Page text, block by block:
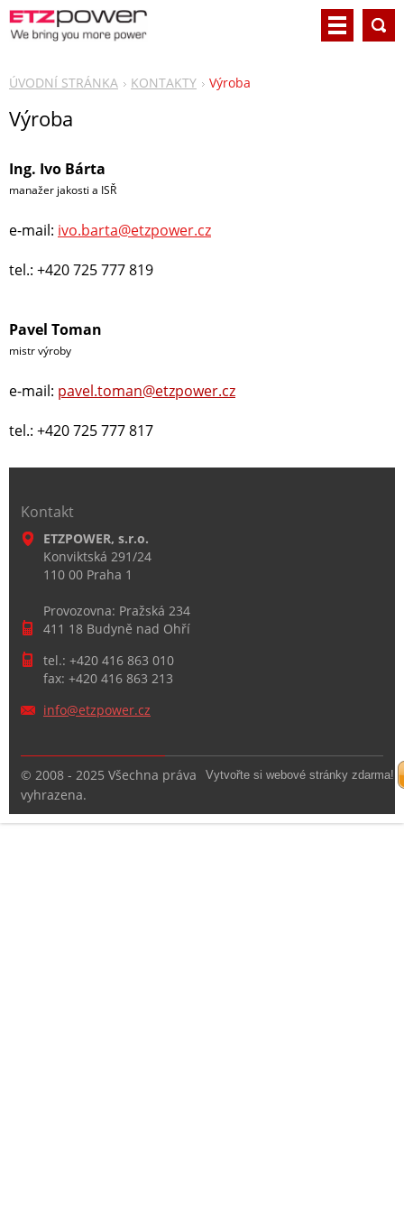
ÚVODNÍ STRÁNKA KONTAKTY Výroba
Výroba
Ing. Ivo Bárta
manažer jakosti a ISŘ
e-mail: ivo.barta@etzpower.cz
tel.: +420 725 777 819
Pavel Toman
mistr výroby
e-mail: pavel.toman@etzpower.cz
tel.: +420 725 777 817
Kontakt
ETZPOWER, s.r.o.
Konviktská 291/24
110 00 Praha 1
Provozovna: Pražská 234
411 18 Budyně nad Ohří
tel.: +420 416 863 010
fax: +420 416 863 213
info@etzpower.cz
© 2008 - 2025 Všechna práva
vyhrazena.
Vytvořte si webové stránky zdarma!